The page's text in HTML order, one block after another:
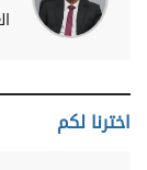
اخترنا لكم